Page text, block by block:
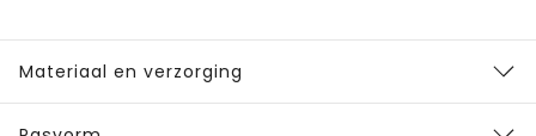
Materiaal en verzorging